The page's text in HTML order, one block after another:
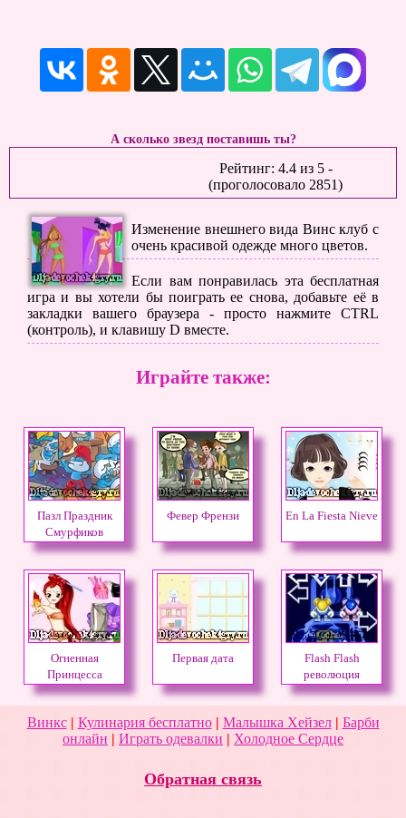
А сколько звезд поставишь ты?
Рейтинг: 4.4из 5-
(проголосовало 2851)
Изменение внешнего вида Винс клуб с
очень красивой одежде много цветов.
Если вам понравилась эта бесплатная
игра и вы хотели бы поиграть ее снова, добавьте её в
закладки вашего браузера - просто нажмите CTRL
(контроль), и клавишу D вместе.
Играйте также:
Пазл Праздник
Смурфиков
Февер Френзи En La Fiesta Nieve
Огненная
Принцесса
Первая дата
Flash Flash
революция
Винкс| Кулинария бесплатно| Малышка Хейзел| Барби
онлайн | Играть одевалки | Холодное Сердце
Обратная связь